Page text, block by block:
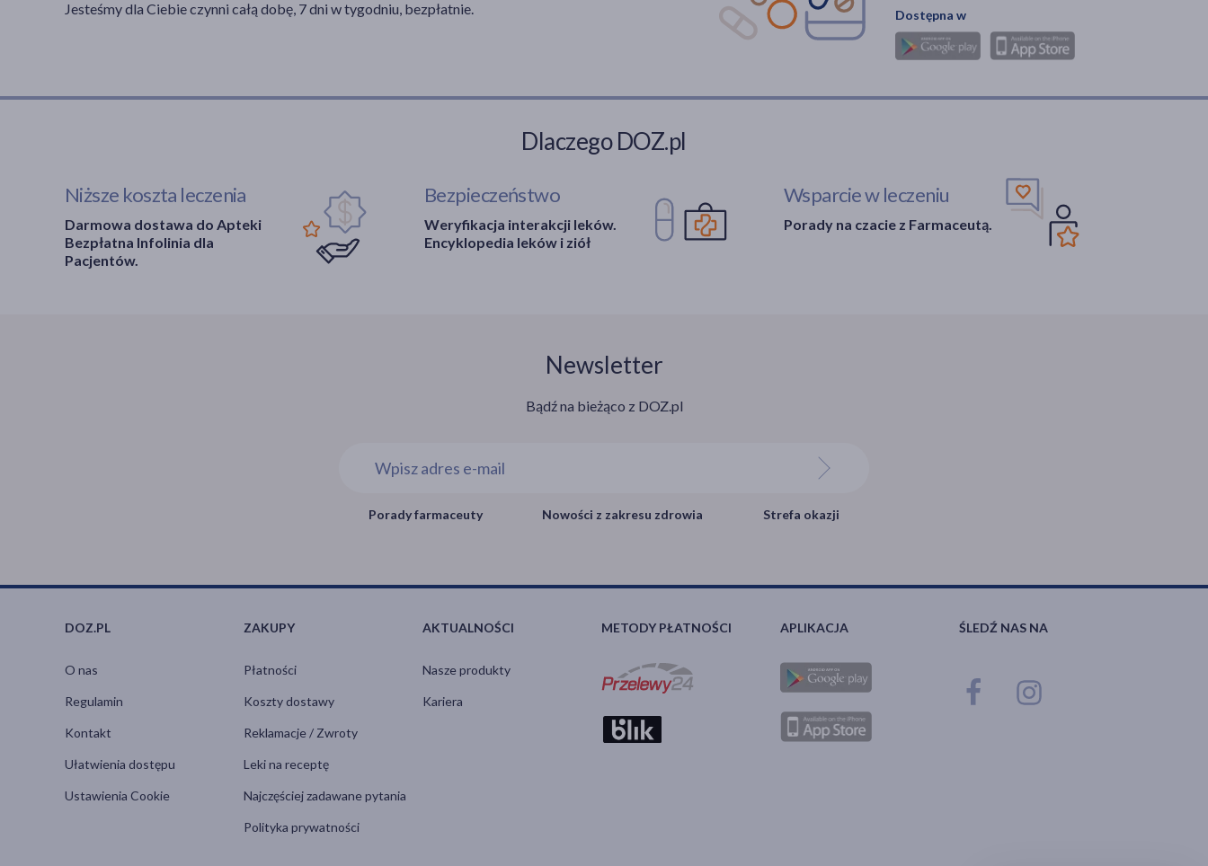
Jesteśmy dla Ciebie czynni całą dobę, 7 dni w tygodniu, bezpłatnie.
Dostępna w
Dlaczego DOZ.pl
Niższe koszta leczenia
Darmowa dostawa do Apteki
Bezpłatna Infolinia dla
Pacjentów.
Bezpieczeństwo
Weryfikacja interakcji leków.
Encyklopedia leków i ziół
Wsparcie w leczeniu
Porady na czacie z Farmaceutą.
Newsletter
Bądź na bieżąco z DOZ.pl
Porady farmaceuty Nowości z zakresu zdrowia Strefa okazji
DOZ.PL
O nas
Regulamin
Kontakt
Ułatwienia dostępu
Ustawienia Cookie
ZAKUPY
Płatności
Koszty dostawy
Reklamacje / Zwroty
Leki na receptę
Najczęściej zadawane pytania
Polityka prywatności
AKTUALNOŚCI
Nasze produkty
Kariera
METODY PŁATNOŚCI APLIKACJA ŚLEDŹ NAS NA